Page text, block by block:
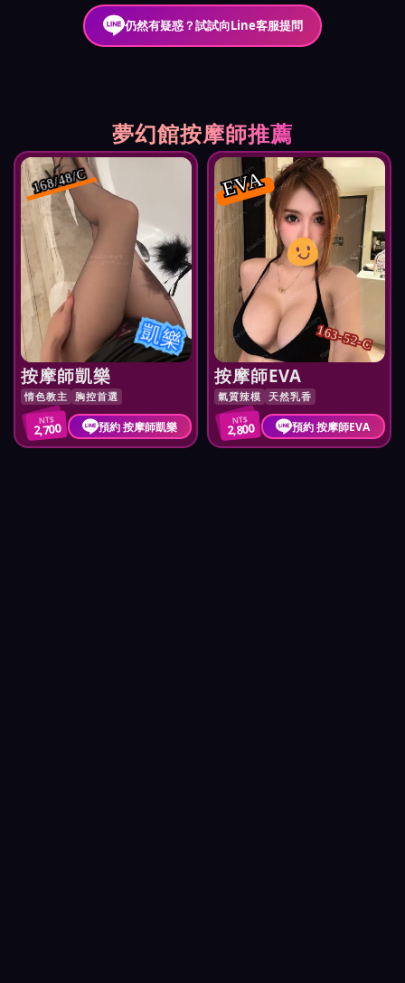
仍然有疑惑？試試向Line客服提問
夢幻館按摩師推薦
凱樂
168/48/C
按摩師凱樂
情色教主 胸控首選
NT$
2,700 預約 按摩師凱樂
EVA
163-52-C
按摩師EVA
氣質辣模 天然乳香
NT$
2,800 預約 按摩師EVA